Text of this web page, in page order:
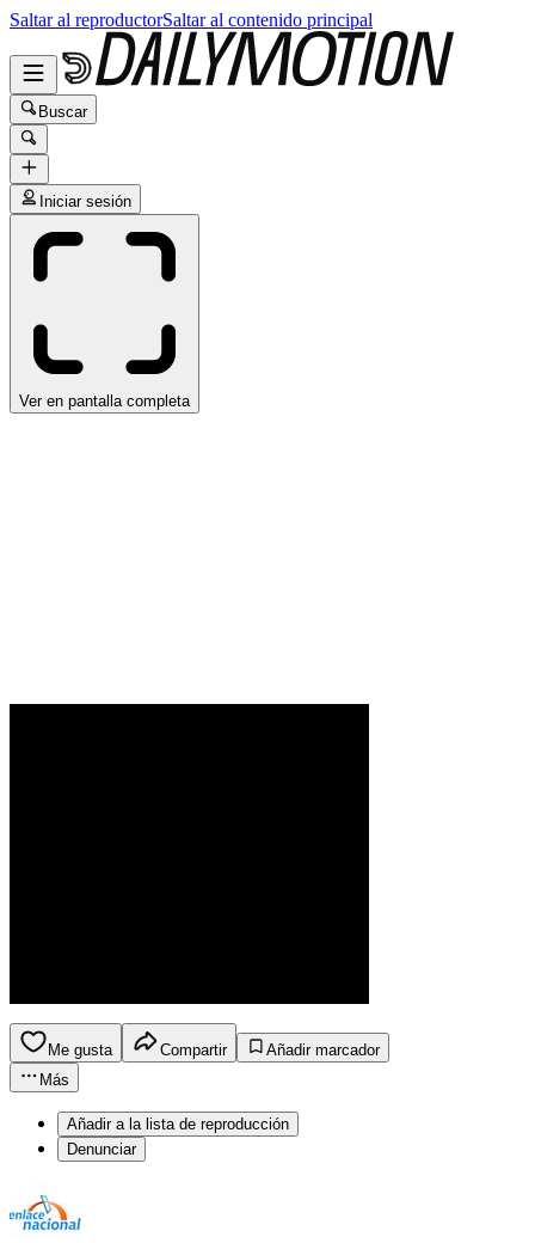
Saltar al reproductorSaltar al contenido principal
Buscar
Iniciar sesión
Ver en pantalla completa
Me gusta Compartir
Añadir marcador
Más
Añadir a la lista de reproducción
Denunciar